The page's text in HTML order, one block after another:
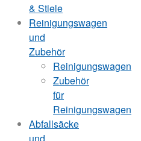
& Stiele
Reinigungswagen
und
Zubehör
Reinigungswagen
Zubehör
für
Reinigungswagen
Abfallsäcke
und